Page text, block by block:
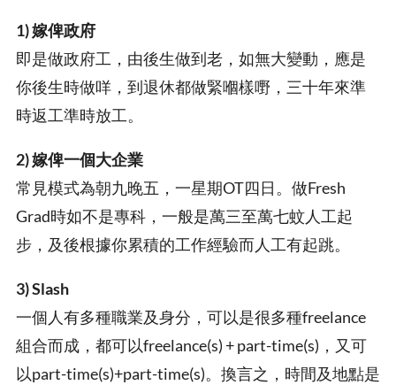
1) 嫁俾政府
即是做政府工，由後生做到老，如無大變動，應是
你後生時做咩，到退休都做緊嗰樣嘢，三十年來準
時返工準時放工。
2)嫁俾一個大企業
常見模式為朝九晚五，一星期OT四日。做Fresh
Grad時如不是專科，一般是萬三至萬七蚊人工起
步，及後根據你累積的工作經驗而人工有起跳。
3) Slash
一個人有多種職業及身分，可以是很多種freelance
組合而成，都可以freelance(s) + part-time(s)，又可
以part-time(s)+part-time(s)。換言之，時間及地點是